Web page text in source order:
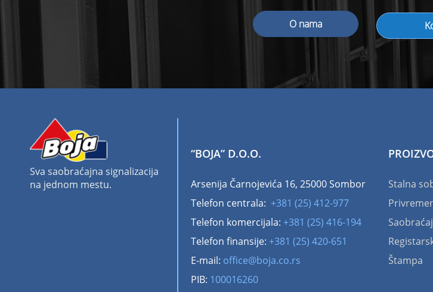
O nama
Sva saobraćajna signalizacija
na jednom mestu.
“BOJA” D.O.O.
Arsenija Čarnojevića 16, 25000 Sombor
Telefon centrala: +381 (25) 412-977
Telefon komercijala: +381 (25) 416-194
Telefon finansije: +381 (25) 420-651
E-mail: office@boja.co.rs
PIB: 100016260
Stalna
Štampa